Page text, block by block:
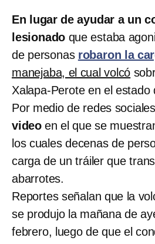
En lugar de ayudar a un
lesionado que estaba
de personas robaron la
manejaba, el cual volcó
Xalapa-Perote en el
Por medio de redes
video en el que se
los cuales decenas de
carga de un tráiler que
abarrotes.
Reportes señalan que la
se produjo la mañana de
febrero, luego de que el